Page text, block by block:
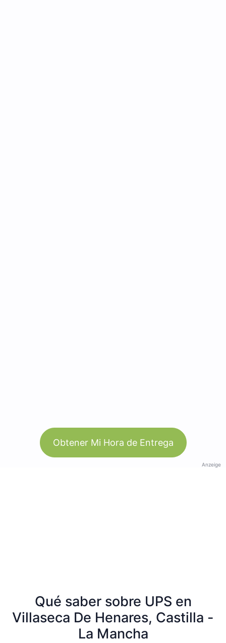
Obtener Mi Hora de Entrega
Anzeige
Qué saber sobre UPS en
Villaseca De Henares, Castilla -
La Mancha